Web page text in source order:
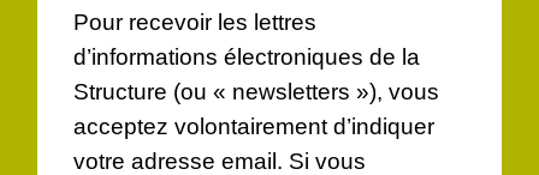
Pour recevoir les lettres
d’informations électroniques de la
Structure (ou « newsletters »), vous
acceptez volontairement d’indiquer
votre adresse email. Si vous